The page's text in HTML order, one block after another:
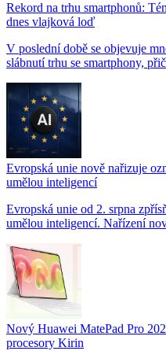
Rekord na trhu smartphonů:
dnes vlajková loď
V poslední době se objevuje
slábnutí trhu se smartphony,
Evropská unie nově nařizuje
umělou inteligencí
Evropská unie od 2. srpna
umělou inteligencí. Nařízení
Nový Huawei MatePad Pro
procesory Kirin